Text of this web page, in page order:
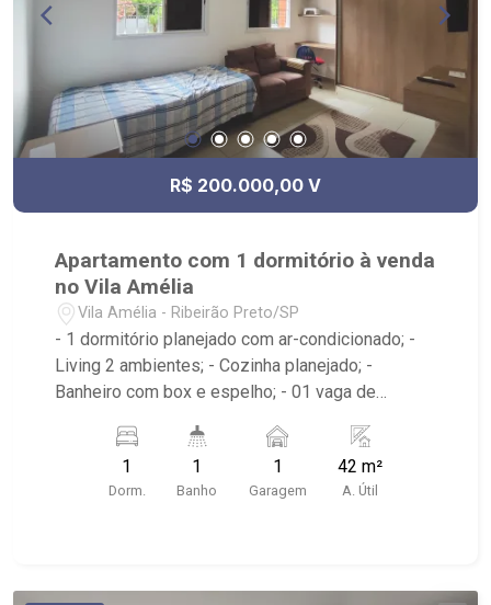
R$ 200.000,00 V
Apartamento com 1 dormitório à venda
no Vila Amélia
Vila Amélia - Ribeirão Preto/SP
- 1 dormitório planejado com ar-condicionado; -
Living 2 ambientes; - Cozinha planejado; -
Banheiro com box e espelho; - 01 vaga de
Academia, Restaurante Galpão da Picanha,
Parque Maurilio Biagi
1
Dorm.
1
Banho
1
Garagem
42 m²
A. Útil